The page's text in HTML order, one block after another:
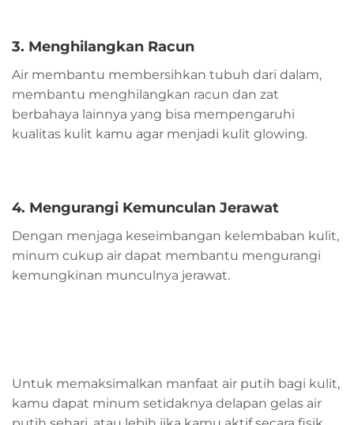
3. Menghilangkan Racun
Air membantu membersihkan tubuh dari dalam,
membantu menghilangkan racun dan zat
berbahaya lainnya yang bisa mempengaruhi
kualitas kulit kamu agar menjadi kulit glowing.
4. Mengurangi Kemunculan Jerawat
Dengan menjaga keseimbangan kelembaban kulit,
minum cukup air dapat membantu mengurangi
kemungkinan munculnya jerawat.
Untuk memaksimalkan manfaat air putih bagi kulit,
kamu dapat minum setidaknya delapan gelas air